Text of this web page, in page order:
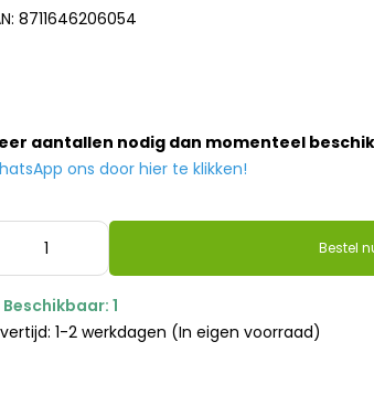
8711646206054
aantallen nodig dan momenteel
ons door hier te klikken!
Bestel
Beschikbaar: 1
1-2 werkdagen (In eigen voorraad)